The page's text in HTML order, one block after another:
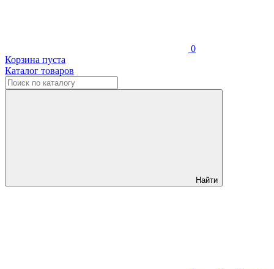
0
Корзина пуста
Каталог товаров
Найти